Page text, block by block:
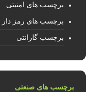
برچسب های امنیتی
برچسب های رمز دار
برچسب گارانتی
برچسب های صنعتی